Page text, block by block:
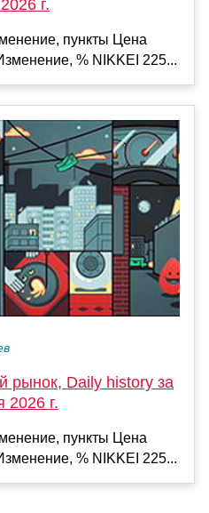
г.
пункты Цена
% NIKKEI 225...
рынок, Daily history за
2026 г.
пункты Цена
% NIKKEI 225...